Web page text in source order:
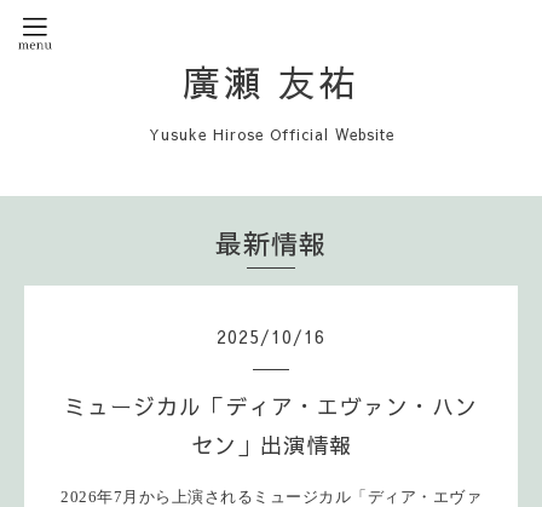
廣瀬 友祐
Yusuke Hirose Official Website
最新情報
2025/10/16
ミュージカル「ディア・エヴァン・ハン
セン」出演情報
2026年7 月から上演されるミュージカル「 ディア・エヴァ